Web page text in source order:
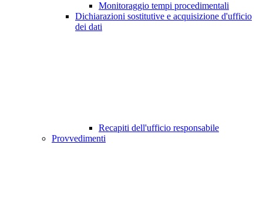
Monitoraggio tempi procedimentali
Dichiarazioni sostitutive e acquisizione d'ufficio
dei dati
Recapiti dell'ufficio responsabile
Provvedimenti